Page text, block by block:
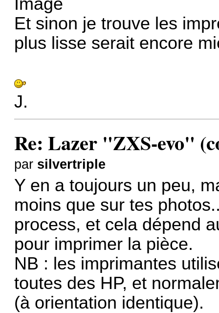
Et sinon je trouve les
plus lisse serait encore
J.
Re: Lazer "ZXS-evo"
par silvertriple
Y en a toujours un peu,
moins que sur tes
process, et cela dépend
pour imprimer la pièce.
NB : les imprimantes
toutes des HP, et
(à orientation identique).